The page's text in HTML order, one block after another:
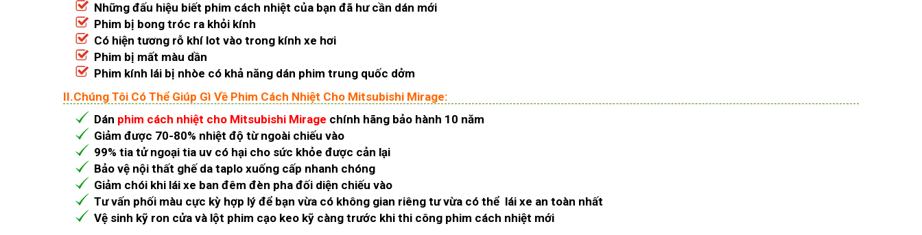
Những đấu hiệu biết phim cách nhiệt của bạn đã hư cần dán mới
Phim bị bong tróc ra khỏi kính
Có hiện tương rỗ khí lot vào trong kính xe hơi
Phim bị mất màu dần
Phim kính lái bị nhòe có khả năng dán phim trung quốc dởm
II.Chúng Tôi Có Thể Giúp Gì Về Phim Cách Nhiệt Cho Mitsubishi Mirage:
Dán phim cách nhiệt cho Mitsubishi Mirage chính hãng bảo hành 10 năm
Giảm được 70-80% nhiệt độ từ ngoài chiếu vào
99% tia tử ngoại tia uv có hại cho sức khỏe được cản lại
Bảo vệ nội thất ghế da taplo xuống cấp nhanh chóng
Giảm chói khi lái xe ban đêm đèn pha đối diện chiếu vào
Tư vấn phối màu cực kỳ hợp lý để bạn vừa có không gian riêng tư vừa có thể lái xe an toàn nhất
Vệ sinh kỹ ron cửa và lột phim cạo keo kỹ càng trước khi thi công phim cách nhiệt mới